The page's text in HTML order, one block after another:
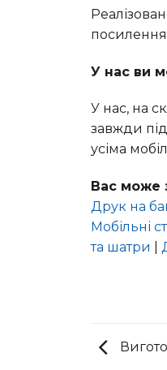
У нас ви
У нас, на
завжди
усіма
Вас може
Друк на
Мобільні
та шатри